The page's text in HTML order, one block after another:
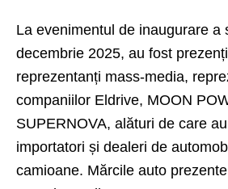
La evenimentul de inaugurare a
decembrie 2025, au fost
reprezentanți mass-media,
companiilor Eldrive, MOON
SUPERNOVA, alături de care
importatori și dealeri de
camioane. Mărcile auto